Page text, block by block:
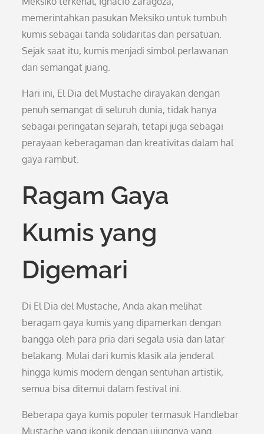
memerintahkan pasukan Meksiko untuk tumbuh
kumis sebagai tanda solidaritas dan persatuan.
Sejak saat itu, kumis menjadi simbol perlawanan
dan semangat juang.
Hari ini, El Dia del Mustache dirayakan dengan
penuh semangat di seluruh dunia, tidak hanya
sebagai peringatan sejarah, tetapi juga sebagai
perayaan keberagaman dan kreativitas dalam hal
gaya rambut.
Ragam Gaya
Kumis yang
Digemari
Di El Dia del Mustache, Anda akan melihat
beragam gaya kumis yang dipamerkan dengan
bangga oleh para pria dari segala usia dan latar
belakang. Mulai dari kumis klasik ala jenderal
hingga kumis modern dengan sentuhan artistik,
semua bisa ditemui dalam festival ini.
Beberapa gaya kumis populer termasuk Handlebar
Mustache yang ikonik dengan ujungnya yang